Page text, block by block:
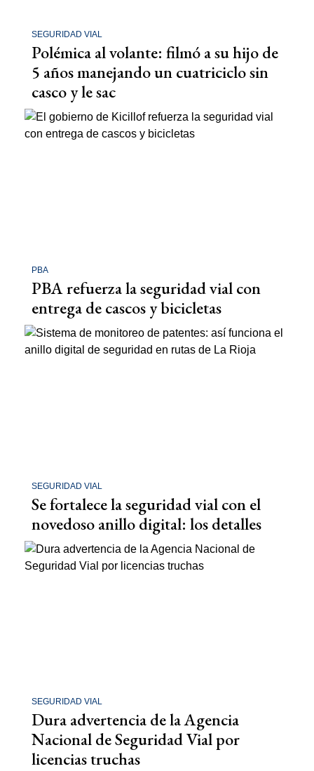
SEGURIDAD VIAL
Polémica al volante: filmó a su hijo de
5 años manejando un cuatriciclo sin
casco y le sac
PBA
PBA refuerza la seguridad vial con
entrega de cascos y bicicletas
SEGURIDAD VIAL
Se fortalece la seguridad vial con el
novedoso anillo digital: los detalles
SEGURIDAD VIAL
Dura advertencia de la Agencia
Nacional de Seguridad Vial por
licencias truchas